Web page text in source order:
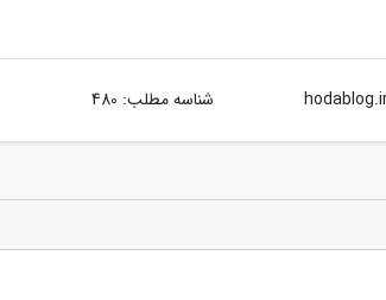
شناسه مطلب: 480